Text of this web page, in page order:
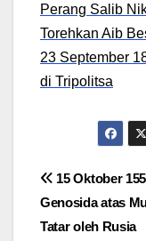
Perang Salib
Torehkan Aib
23 September
di Tripolitsa
Post
15 Oktober
Genosida atas
Tatar oleh Rusia